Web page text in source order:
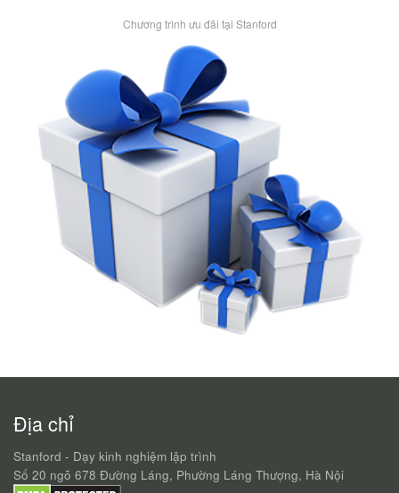
Chương trình ưu đãi tại Stanford
Địa chỉ
Stanford - Dạy kinh nghiệm lập trình
Số 20 ngõ 678 Đường Láng, Phường Láng Thượng, Hà Nội